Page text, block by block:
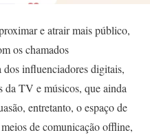
e atrair mais público,
os chamados
influenciadores digitais,
da TV e músicos, que ainda
entretanto, o espaço de
de comunicação offline,